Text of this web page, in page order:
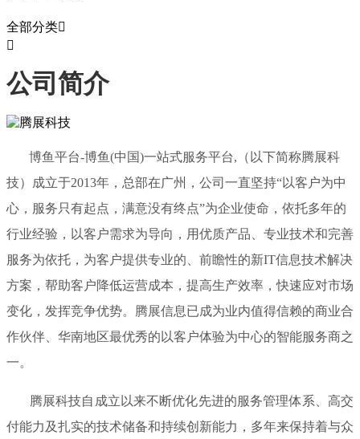
全部分类

公司简介
博鱼平台-博鱼(中国)一站式服务平台,（以下简称腾展科
技）成立于2013年，总部在广州，公司一直坚持“以客户为中
心，服务只有起点，满意没有终点”为企业使命，依托多年的
行业经验，以客户需求为导向，用优质产品、专业技术和完善
服务为依托，为客户提供专业的、前瞻性的新IT信息技术解决
方案，帮助客户降低运营成本，提高生产效率，快速应对市场
变化，发挥竞争优势。腾展信息已成为业内值得信赖的商业合
作伙伴、华南地区最优秀的以客户体验为中心的智能服务商之
一。
腾展科技自成立以来不断优化先进的服务管理体系、高交
付能力及扎实的技术储备和持续创新能力，多年来保持着与众